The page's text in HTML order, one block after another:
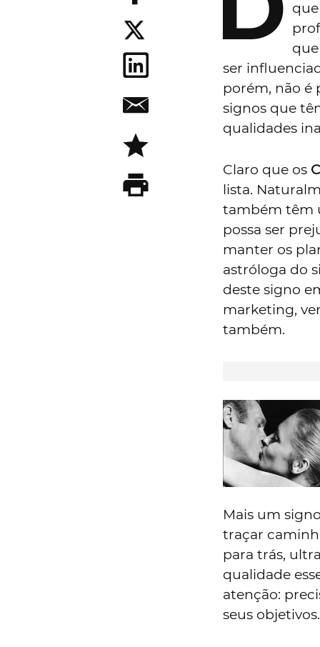
ser
porém, não é
signos que
qualidades
Claro que os
lista.
também têm
possa ser
manter os
astróloga do
deste signo
marketing,
também.
Mais um
traçar
para trás,
qualidade
atenção:
seus